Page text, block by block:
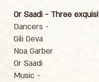
Or Saadi - Three
Dancers -
Gili Geva
Noa Garber
Or Saadi
Music -